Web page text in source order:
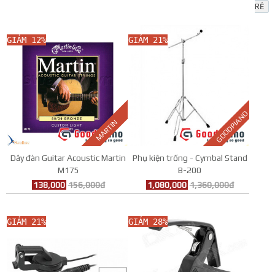
RẺ
MARTIN
GIẢM 12%
Dây đàn Guitar Acoustic Martin
M175
138,000 156,000đ
GOODPIANO
GIẢM 21%
Phụ kiện trống - Cymbal Stand
B-200
1,080,000 1,360,000đ
GIẢM 21% GIẢM 28%